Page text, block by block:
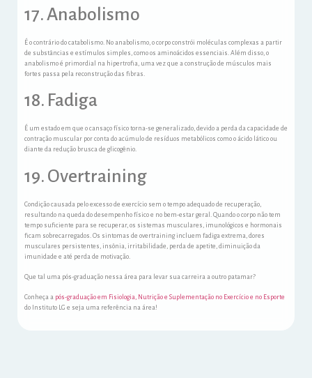
17. Anabolismo
É o contrário do catabolismo. No anabolismo, o corpo constrói moléculas complexas a partir
de substâncias e estímulos simples, como os aminoácidos essenciais. Além disso, o
anabolismo é primordial na hipertrofia, uma vez que a construção de músculos mais
fortes passa pela reconstrução das fibras.
18. Fadiga
É um estado em que o cansaço físico torna-se generalizado, devido a perda da capacidade de
contração muscular por conta do acúmulo de resíduos metabólicos como o ácido lático ou
diante da redução brusca de glicogênio.
19. Overtraining
Condição causada pelo excesso de exercício sem o tempo adequado de recuperação,
resultando na queda do desempenho físico e no bem-estar geral. Quando o corpo não tem
tempo suficiente para se recuperar, os sistemas musculares, imunológicos e hormonais
ficam sobrecarregados. Os sintomas de overtraining incluem fadiga extrema, dores
musculares persistentes, insônia, irritabilidade, perda de apetite, diminuição da
imunidade e até perda de motivação.
Que tal uma pós-graduação nessa área para levar sua carreira a outro patamar?
Conheça a pós-graduação em Fisiologia, Nutrição e Suplementação no Exercício e no Esporte
do Instituto LG e seja uma referência na área!